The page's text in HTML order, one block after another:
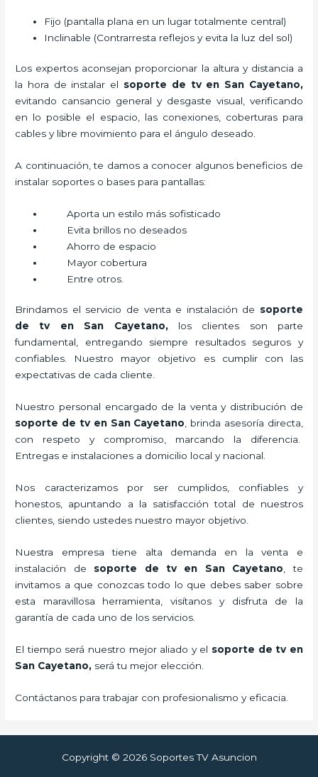
Fijo (pantalla plana en un lugar totalmente central)
Inclinable (Contrarresta reflejos y evita la luz del sol)
Los expertos aconsejan proporcionar la altura y distancia a
la hora de instalar el soporte de tv en San Cayetano,
evitando cansancio general y desgaste visual, verificando
en lo posible el espacio, las conexiones, coberturas para
cables y libre movimiento para el ángulo deseado.
A continuación, te damos a conocer algunos beneficios de
instalar soportes o bases para pantallas:
Aporta un estilo más sofisticado
Evita brillos no deseados
Ahorro de espacio
Mayor cobertura
Entre otros.
Brindamos el servicio de venta e instalación de soporte
de tv en San Cayetano, los clientes son parte
fundamental, entregando siempre resultados seguros y
confiables. Nuestro mayor objetivo es cumplir con las
expectativas de cada cliente.
Nuestro personal encargado de la venta y distribución de
soporte de tv en San Cayetano, brinda asesoría directa,
con respeto y compromiso, marcando la diferencia.
Entregas e instalaciones a domicilio local y nacional.
Nos caracterizamos por ser cumplidos, confiables y
honestos, apuntando a la satisfacción total de nuestros
clientes, siendo ustedes nuestro mayor objetivo.
Nuestra empresa tiene alta demanda en la venta e
instalación de soporte de tv en San Cayetano , te
invitamos a que conozcas todo lo que debes saber sobre
esta maravillosa herramienta, visítanos y disfruta de la
garantía de cada uno de los servicios.
El tiempo será nuestro mejor aliado y el soporte de tv en
San Cayetano, será tu mejor elección.
Contáctanos para trabajar con profesionalismo y eficacia.
Copyright © 2026 Soportes TV Asuncion